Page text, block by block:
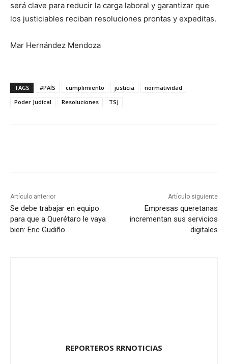
será clave para reducir la carga laboral y garantizar que
los justiciables reciban resoluciones prontas y expeditas.
Mar Hernández Mendoza
TAGS #PAÍS cumplimiento justicia
normatividad
Poder Judical
Resoluciones TSJ
Artículo anterior
Se debe trabajar en equipo
para que a Querétaro le vaya
bien: Eric Gudiño
Artículo siguiente
Empresas queretanas
incrementan sus servicios
digitales
REPORTEROS RRNOTICIAS